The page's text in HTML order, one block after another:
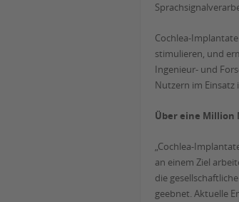
Cochlea-
stimulieren, und
Ingenieur- und
Nutzern im Einsatz
Über eine Million
„Cochlea-
an einem Ziel
die
geebnet. Aktuelle